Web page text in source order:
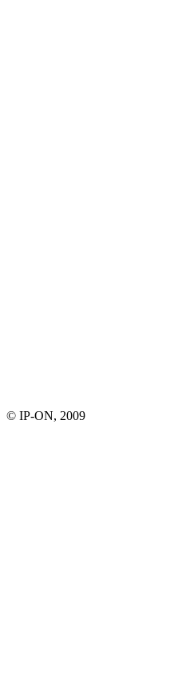
© IP-ON, 2009